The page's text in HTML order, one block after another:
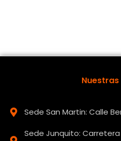
Sede San Martin: Calle
Sede Junquito: